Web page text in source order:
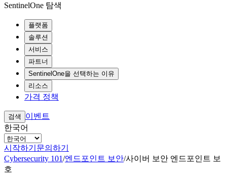
SentinelOne 탐색
플랫폼
솔루션
서비스
파트너
SentinelOne을 선택하는 이유
리소스
가격 정책
검색
이벤트
한국어
시작하기 문의하기
Cybersecurity 101/엔드포인트 보안/사이버 보안 엔드포인트 보
호